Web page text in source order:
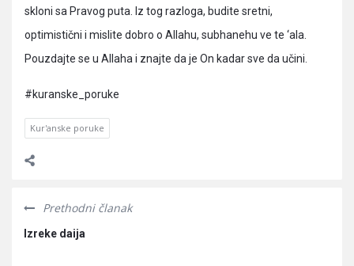
skloni sa Pravog puta. Iz tog razloga, budite sretni,
optimistični i mislite dobro o Allahu, subhanehu ve te ‘ala.
Pouzdajte se u Allaha i znajte da je On kadar sve da učini.
#kuranske_poruke
Kur'anske poruke
Prethodni članak
Izreke daija